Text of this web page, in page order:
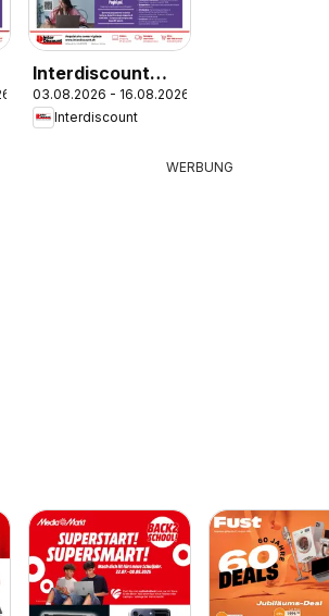
Interdiscount
aktionen IT
03.08.2026 - 16.08.2026
Interdiscount
WERBUNG